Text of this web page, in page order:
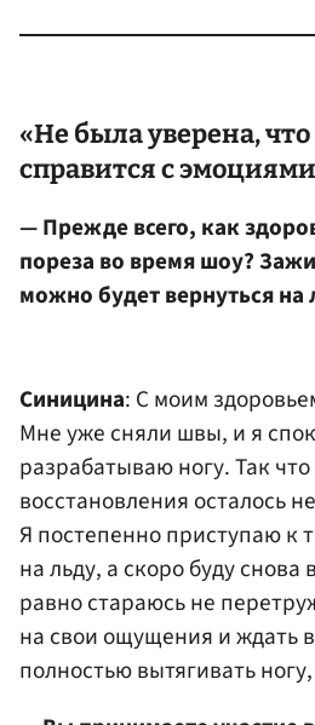
«Не была уверена,
справится с
— Прежде всего, как
пореза во время шоу?
можно будет вернуться на
Синицина: С моим
Мне уже сняли швы, и я
разрабатываю ногу. Так
восстановления осталось
Я постепенно приступаю к
на льду, а скоро буду снова
равно стараюсь не
на свои ощущения и ждать
полностью вытягивать